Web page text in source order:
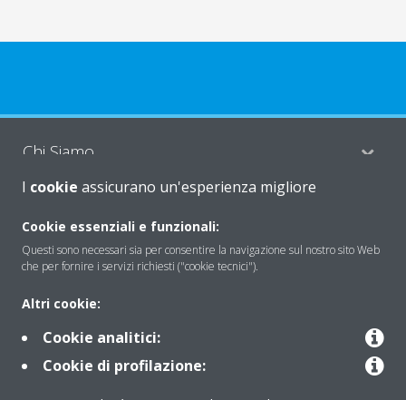
Chi Siamo
Soluzioni
Periodo di supporto definito
I cookie assicurano un'esperienza migliore
Cookie essenziali e funzionali:
Questi sono necessari sia per consentire la navigazione sul nostro sito Web
che per fornire i servizi richiesti ("cookie tecnici").
Altri cookie:
Cookie analitici:
Cookie di profilazione: